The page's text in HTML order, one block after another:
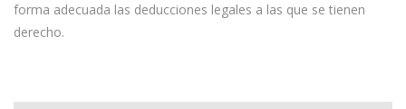
forma adecuada las deducciones legales a las que se tienen
derecho.